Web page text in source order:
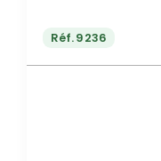
Réf.9236